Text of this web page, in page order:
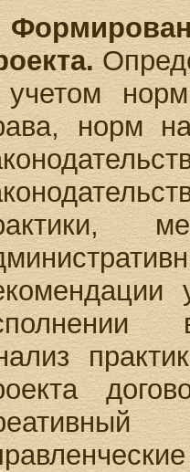
норм